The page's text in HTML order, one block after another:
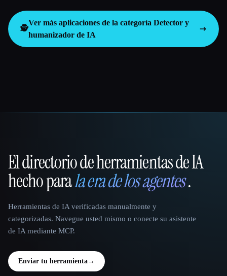
🕵️
Ver más aplicaciones de la categoría Detector y
humanizador de IA
That AI Collection
El directorio de herramientas de IA
hecho parala era de los agentes.
Herramientas de IA verificadas manualmente y
categorizadas. Navegue usted mismo o conecte su asistente
de IA mediante MCP.
Enviar tu herramienta→